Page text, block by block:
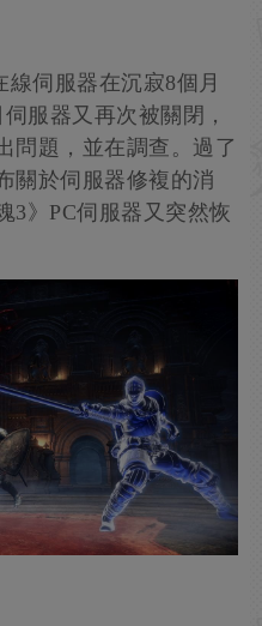
線伺服器在沉寂8個月
服器又再次被關閉，
問題，並在調查。過了
關於伺服器修複的消
3》PC伺服器又突然恢